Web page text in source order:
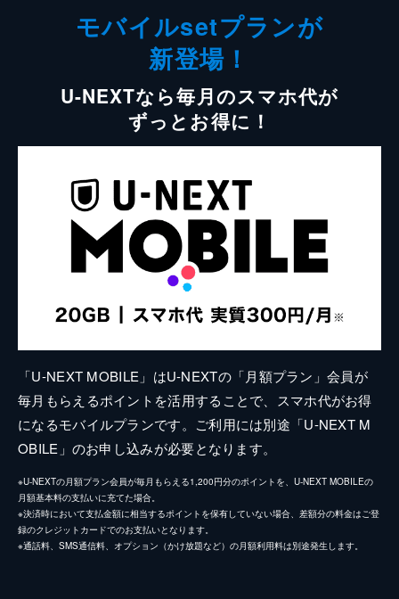
モバイルsetプランが
新登場！
U-NEXTなら毎月のスマホ代が
ずっとお得に！
「U-NEXT MOBILE」はU-NEXTの「月額プラン」会員が
毎月もらえるポイントを活用することで、スマホ代がお得
になるモバイルプランです。ご利用には別途「U-NEXT M
OBILE」のお申し込みが必要となります。
※U-NEXTの月額プラン会員が毎月もらえる1,200円分のポイントを、U-NEXT MOBILEの
月額基本料の支払いに充てた場合。
※決済時において支払金額に相当するポイントを保有していない場合、差額分の料金はご登
録のクレジットカードでのお支払いとなります。
※通話料、SMS通信料、オプション（かけ放題など）の月額利用料は別途発生します。